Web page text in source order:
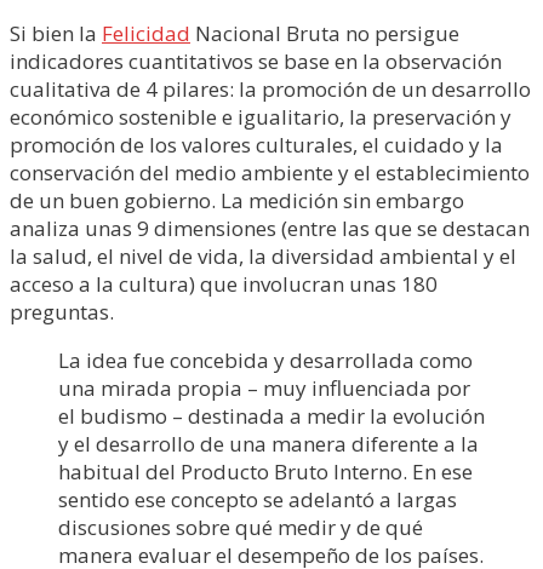
Si bien la Felicidad Nacional Bruta no persigue
indicadores cuantitativos se base en la observación
cualitativa de 4 pilares: la promoción de un desarrollo
económico sostenible e igualitario, la preservación y
promoción de los valores culturales, el cuidado y la
conservación del medio ambiente y el establecimiento
de un buen gobierno. La medición sin embargo
analiza unas 9 dimensiones (entre las que se destacan
la salud, el nivel de vida, la diversidad ambiental y el
acceso a la cultura) que involucran unas 180
preguntas.
La idea fue concebida y desarrollada como
una mirada propia – muy influenciada por
el budismo – destinada a medir la evolución
y el desarrollo de una manera diferente a la
habitual del Producto Bruto Interno. En ese
sentido ese concepto se adelantó a largas
discusiones sobre qué medir y de qué
manera evaluar el desempeño de los países.